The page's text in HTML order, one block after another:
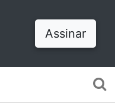
Assinar